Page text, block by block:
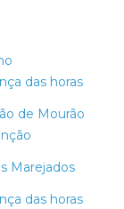
das horas
de Mourão
Marejados
das horas